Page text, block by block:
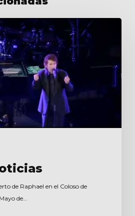
de Raphael en el Coloso de
de…